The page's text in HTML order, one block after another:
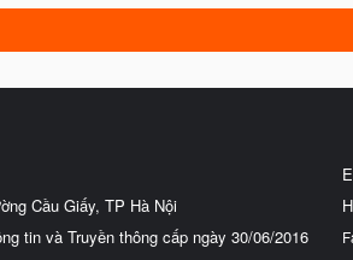
Cầu Giấy, TP Hà Nội
tin và Truyền thông cấp ngày 30/06/2016